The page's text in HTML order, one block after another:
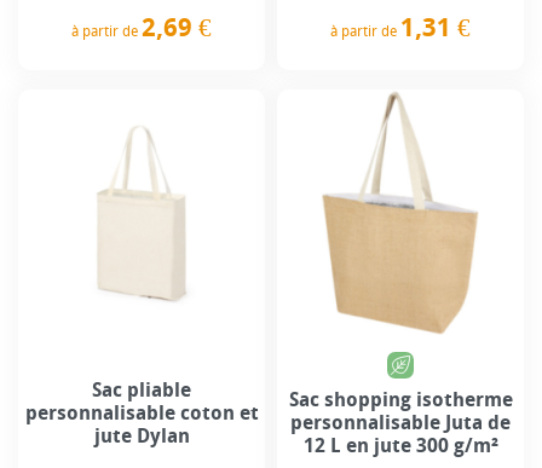
à partir de 2,69 € à partir de 1,31 €
Sac pliable
personnalisable coton et
jute Dylan
Sac shopping isotherme
personnalisable Juta de
12 L en jute 300 g/m²